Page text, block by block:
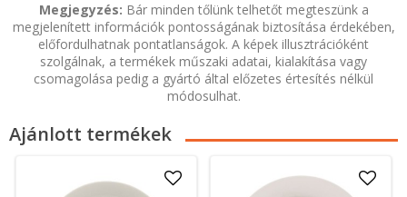
Megjegyzés: Bár minden tőlünk telhetőt megteszünk a
megjelenített információk pontosságának biztosítása érdekében,
előfordulhatnak pontatlanságok. A képek illusztrációként
szolgálnak, a termékek műszaki adatai, kialakítása vagy
csomagolása pedig a gyártó által előzetes értesítés nélkül
módosulhat.
Ajánlott termékek